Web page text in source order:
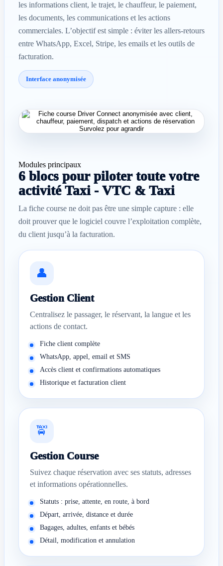
les informations client, le trajet, le chauffeur, le paiement,
les documents, les communications et les actions
commerciales. L’objectif est simple : éviter les allers-retours
entre WhatsApp, Excel, Stripe, les emails et les outils de
facturation.
Interface anonymisée
Survolez pour agrandir
Modules principaux
6 blocs pour piloter toute votre
activité Taxi - VTC & Taxi
La fiche course ne doit pas être une simple capture : elle
doit prouver que le logiciel couvre l’exploitation complète,
du client jusqu’à la facturation.
👤
Gestion Client
Centralisez le passager, le réservant, la langue et les
actions de contact.
Fiche client complète
WhatsApp, appel, email et SMS
Accès client et confirmations automatiques
Historique et facturation client
🚖
Gestion Course
Suivez chaque réservation avec ses statuts, adresses
et informations opérationnelles.
Statuts : prise, attente, en route, à bord
Départ, arrivée, distance et durée
Bagages, adultes, enfants et bébés
Détail, modification et annulation